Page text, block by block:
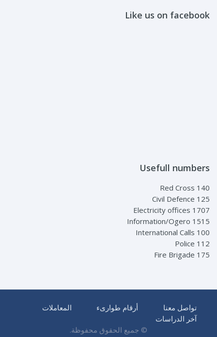
Like us on facebook
Usefull numbers
Red Cross 140
Civil Defence 125
Electricity offices 1707
Information/Ogero 1515
International Calls 100
Police 112
Fire Brigade 175
تواصل معنا أرقام طوارىء
المعاملات
آخر الدراسات
© جميع الحقوق محفوظة.